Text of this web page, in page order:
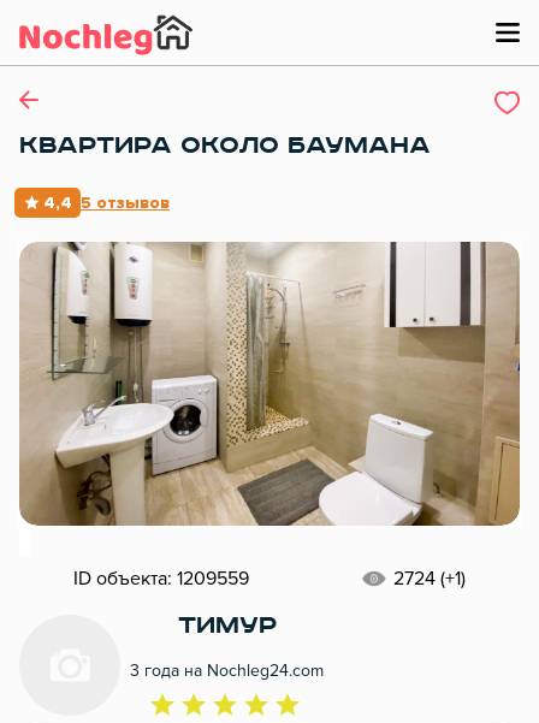
КВАРТИРА ОКОЛО БАУМАНА
4,4 5 отзывов
ID объекта: 1209559 2724 (+1)
Тимур
3 года на Nochleg24.com